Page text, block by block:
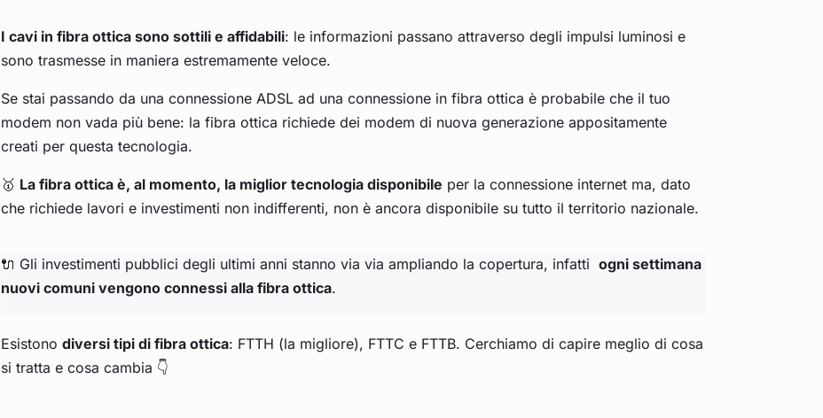
I cavi in fibra ottica sono sottili e affidabili: le informazioni passano attraverso degli impulsi luminosi e
sono trasmesse in maniera estremamente veloce.
Se stai passando da una connessione ADSL ad una connessione in fibra ottica è probabile che il tuo
modem non vada più bene: la fibra ottica richiede dei modem di nuova generazione appositamente
creati per questa tecnologia.
🥇 La fibra ottica è, al momento, la miglior tecnologia disponibile per la connessione internet ma, dato
che richiede lavori e investimenti non indifferenti, non è ancora disponibile su tutto il territorio nazionale.
🔌 Gli investimenti pubblici degli ultimi anni stanno via via ampliando la copertura, infatti ogni settimana
nuovi comuni vengono connessi alla fibra ottica.
Esistono diversi tipi di fibra ottica: FTTH (la migliore), FTTC e FTTB. Cerchiamo di capire meglio di cosa
si tratta e cosa cambia 👇